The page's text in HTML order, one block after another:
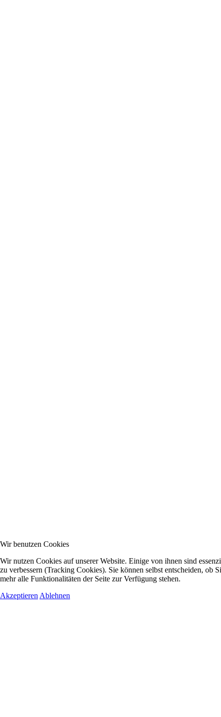
Wir benutzen Cookies
Wir nutzen Cookies auf unserer Website. Einige von ihnen sind
zu verbessern (Tracking Cookies). Sie können selbst entscheiden, ob
mehr alle Funktionalitäten der Seite zur Verfügung stehen.
Akzeptieren Ablehnen